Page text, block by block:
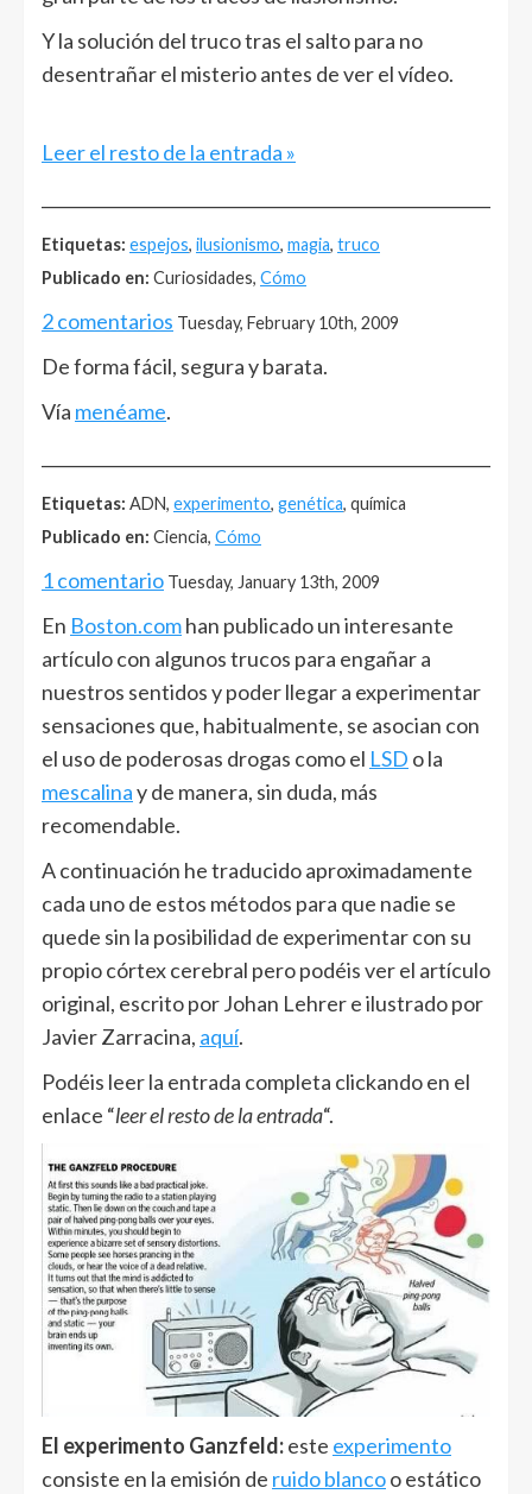
Y la solución del truco tras el salto para no
desentrañar el misterio antes de ver el vídeo.
Leer el resto de la entrada »
Etiquetas: espejos, ilusionismo, magia, truco
Publicado en: Curiosidades, Cómo
2 comentarios Tuesday, February 10th, 2009
De forma fácil, segura y barata.
Vía menéame.
Etiquetas: ADN, experimento, genética, química
Publicado en: Ciencia, Cómo
1 comentario Tuesday, January 13th, 2009
En Boston.comhan publicado un interesante
artículo con algunos trucos para engañar a
nuestros sentidos y poder llegar a experimentar
sensaciones que, habitualmente, se asocian con
el uso de poderosas drogas como el LSD o la
mescalinay de manera, sin duda, más
recomendable.
A continuación he traducido aproximadamente
cada uno de estos métodos para que nadie se
quede sin la posibilidad de experimentar con su
propio córtex cerebral pero podéis ver el artículo
original, escrito por Johan Lehrer e ilustrado por
Javier Zarracina, aquí.
Podéis leer la entrada completa clickando en el
enlace “leer el resto de la entrada“.
El experimento Ganzfeld:este experimento
consiste en la emisión de ruido blancoo estático